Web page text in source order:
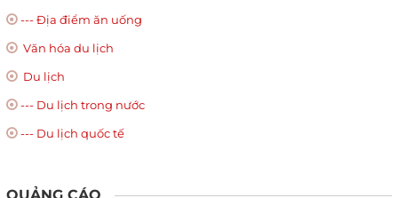
--- Địa điểm ăn uống
Văn hóa du lịch
Du lịch
--- Du lịch trong nước
--- Du lịch quốc tế